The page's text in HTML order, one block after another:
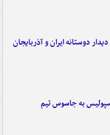
دوستانه ایران و آذربایجان
به جاسوس تیم